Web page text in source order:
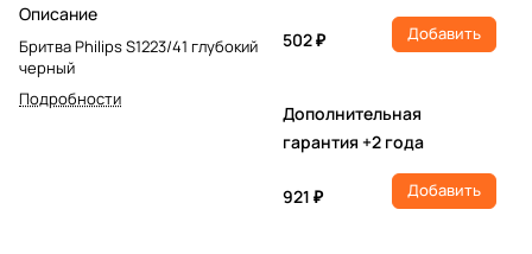
Описание
Бритва Philips S1223/41 глубокий
черный
Подробности
502 ₽ Добавить
Дополнительная
гарантия +2 года
921 ₽ Добавить